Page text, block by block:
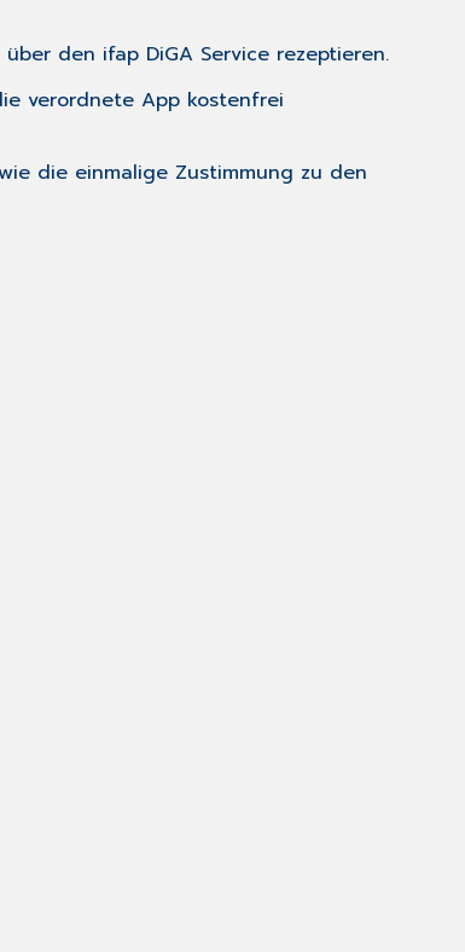
aufrufen
zur
ifap
den ifap DiGA Service rezeptieren.
verordnete App kostenfrei
die einmalige Zustimmung zu den